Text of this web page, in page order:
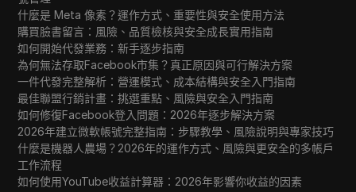
什麼是 Meta 像素？運作方式、重要性與安全使用方法
購買臉書留言：風險、品質檢核與安全成長實用指南
如何開始代發業務：新手逐步指南
為何無法存取Facebook市集？真正原因與可行解決方案
一件代發完整解析：營運模式、成本結構與安全入門指南
最佳聯盟行銷計畫：挑選重點、風險與安全入門指南
如何修復Facebook登入問題：2026年逐步解決方案
2026年建立微軟帳號完整指南：步驟教學、風險說明與專家技巧
什麼是機器人農場？2026年的運作方式、風險與更安全的多帳戶
工作流程
如何使用YouTube收益計算器：2026年影響你收益的因素